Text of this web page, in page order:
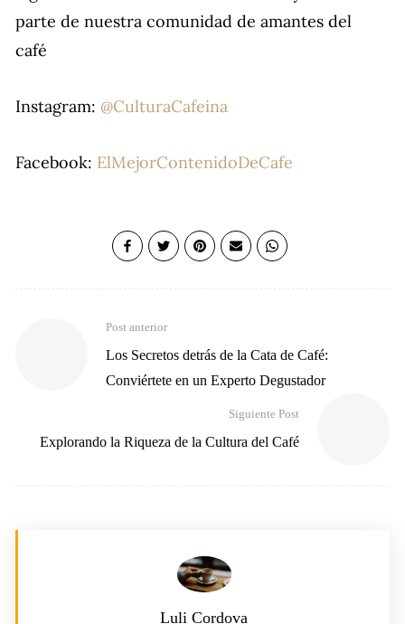
parte de nuestra comunidad de amantes del
café
Instagram: @CulturaCafeina
Facebook: ElMejorContenidoDeCafe
Post anterior
Los Secretos detrás de la Cata de Café:
Conviértete en un Experto Degustador
Siguiente Post
Explorando la Riqueza de la Cultura del Café
Luli Cordova